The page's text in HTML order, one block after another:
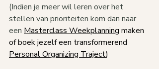
(Indien je meer wil leren over het
stellen van prioriteiten kom dan naar
een Masterclass Weekplanning maken
of boek jezelf een transformerend
Personal Organizing Traject)